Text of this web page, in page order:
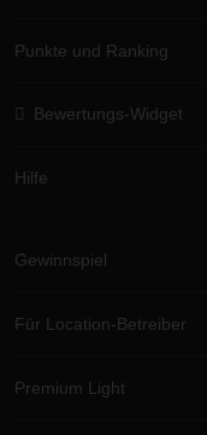
Punkte und Ranking
Bewertungs-Widget
Hilfe
Gewinnspiel
Für Location-Betreiber
Premium Light